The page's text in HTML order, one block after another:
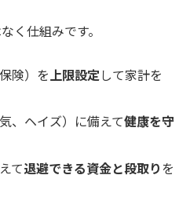
く仕組みです。
険）を上限設定して家計を
、ヘイズ）に備えて健康を守
て退避できる資金と段取りを